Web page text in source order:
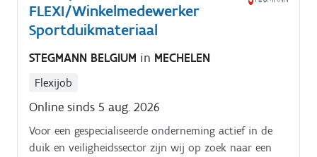
FLEXI/Winkelmedewerker
Sportduikmateriaal
STEGMANN BELGIUM in MECHELEN
Flexijob
Online sinds 5 aug. 2026
Voor een gespecialiseerde onderneming actief in de
duik en veiligheidssector zijn wij op zoek naar een